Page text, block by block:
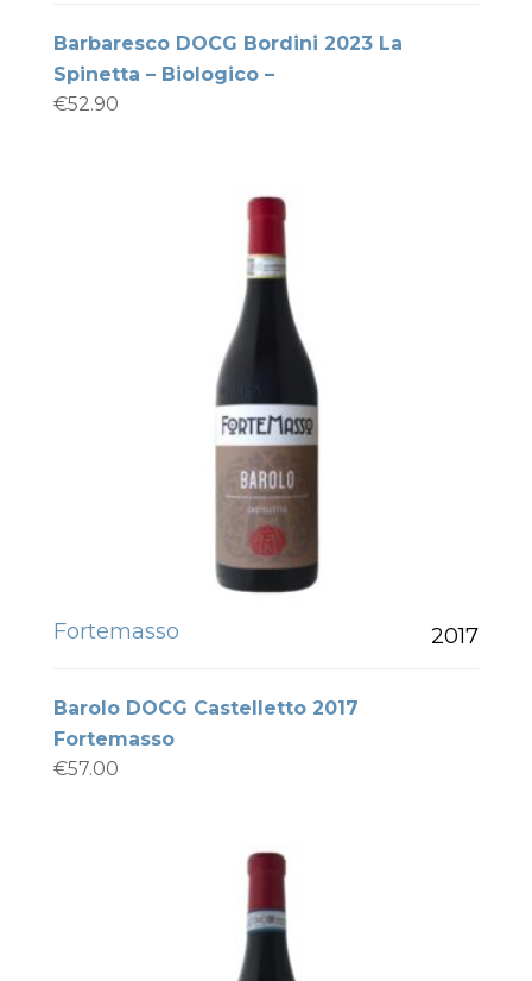
Barbaresco DOCG Bordini 2023 La
Spinetta – Biologico –
€52.90
Fortemasso 2017
Barolo DOCG Castelletto 2017
Fortemasso
€57.00